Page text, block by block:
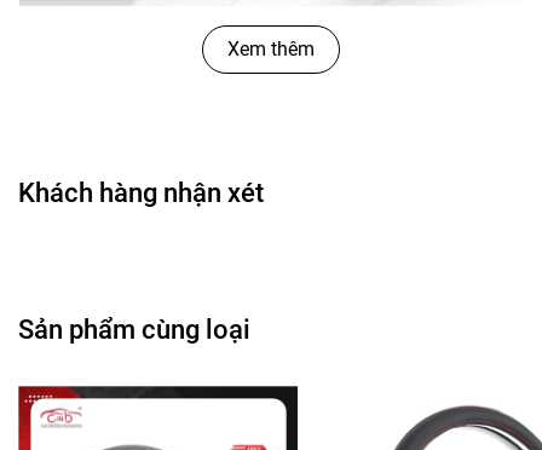
Xem thêm
Khách hàng nhận xét
Sản phẩm cùng loại